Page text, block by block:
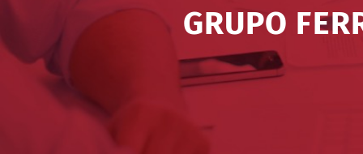
GRUPO